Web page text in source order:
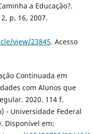
a Educação?.
p. 16, 2007.
view/23845. Acesso
Continuada em
com Alunos que
2020. 114 f.
- Universidade Federal
Disponível em: